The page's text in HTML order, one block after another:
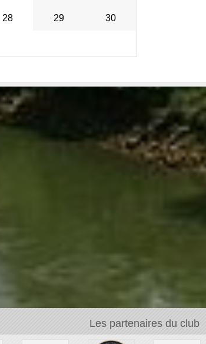
28 29 30
Les partenaires du club